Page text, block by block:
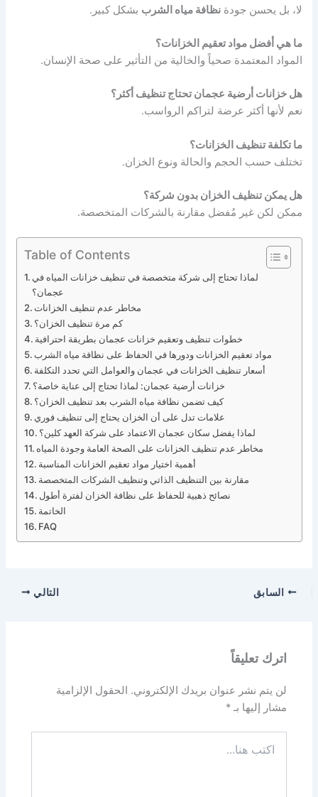
لا، بل يحسن جودةنظافة مياه الشرب بشكل كبير.
ما هي أفضل مواد تعقيم الخزانات؟
المواد المعتمدة صحياً والخالية من التأثير على صحة الإنسان.
هل خزانات أرضية عجمان تحتاج تنظيف أكثر؟
نعم لأنها أكثر عرضة لتراكم الرواسب.
ما تكلفة تنظيف الخزانات؟
تختلف حسب الحجم والحالة ونوع الخزان.
هل يمكن تنظيف الخزان بدون شركة؟
ممكن لكن غير مُفضل مقارنة بالشركات المتخصصة.
Table of Contents
لماذا تحتاج إلى شركة متخصصة في تنظيف خزانات المياه في
عجمان؟
مخاطر عدم تنظيف الخزانات
كم مرة تنظيف الخزان؟
خطوات تنظيف وتعقيم خزانات عجمان بطريقة احترافية
مواد تعقيم الخزانات ودورها في الحفاظ على نظافة مياه الشرب
أسعار تنظيف الخزانات في عجمان والعوامل التي تحدد التكلفة
خزانات أرضية عجمان: لماذا تحتاج إلى عناية خاصة؟
كيف تضمن نظافة مياه الشرب بعد تنظيف الخزان؟
علامات تدل على أن الخزان يحتاج إلى تنظيف فوري
لماذا يفضل سكان عجمان الاعتماد على شركة العهد كلين؟
مخاطر عدم تنظيف الخزانات على الصحة العامة وجودة المياه
أهمية اختيار مواد تعقيم الخزانات المناسبة
مقارنة بين التنظيف الذاتي وتنظيف الشركات المتخصصة
نصائح ذهبية للحفاظ على نظافة الخزان لفترة أطول
الخاتمة
FAQ
السابق التالي
اترك تعليقاً
لن يتم نشر عنوان بريدك الإلكتروني. الحقول الإلزامية
مشار إليها بـ*
هنا...